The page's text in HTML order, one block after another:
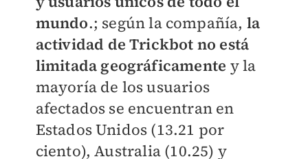
mundo.; según la compañía, la
actividad de Trickbot no está
limitada geográficamente y la
mayoría de los usuarios
afectados se encuentran en
Estados Unidos (13.21 por
ciento), Australia (10.25) y